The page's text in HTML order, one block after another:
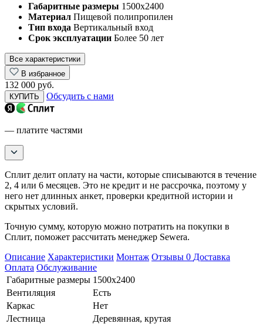
Габаритные размеры 1500х2400
Материал Пищевой полипропилен
Тип входа Вертикальный вход
Срок эксплуатации Более 50 лет
Все характеристики
В избранное
132 000 руб.
КУПИТЬ Обсудить с нами
— платите частями
Сплит делит оплату на части, которые списываются в течение
2, 4 или 6 месяцев. Это не кредит и не рассрочка, поэтому у
него нет длинных анкет, проверки кредитной истории и
скрытых условий.
Точную сумму, которую можно потратить на покупки в
Сплит, поможет рассчитать менеджер Sewera.
Описание Характеристики Монтаж Отзывы 0 Доставка
Оплата Обслуживание
Габаритные размеры 1500х2400
Вентиляция
Есть
Каркас
Нет
Лестница
Деревянная, крутая